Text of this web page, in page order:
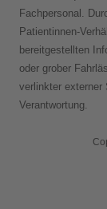
Fachpersonal.
Patientinnen-
bereitgestellten
oder grober
verlinkter externer
Verantwortung.